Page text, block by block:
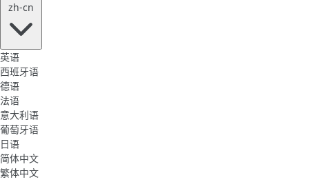
zh-cn
英语
西班牙语
德语
法语
意大利语
葡萄牙语
日语
简体中文
繁体中文